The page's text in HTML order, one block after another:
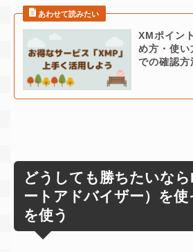
XMポイン
め方・使い
での確認方
どうしても勝ちたいな
ートアドバイザー）を使
を使う